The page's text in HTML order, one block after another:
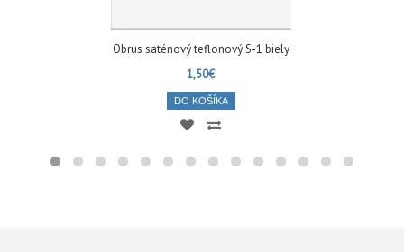
Obrus saténový teflonový S-1 biely
1,50€
DO KOŠÍKA